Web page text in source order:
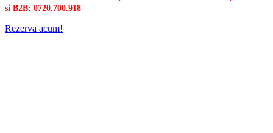
si B2B: 0720.700.918
Rezerva acum!